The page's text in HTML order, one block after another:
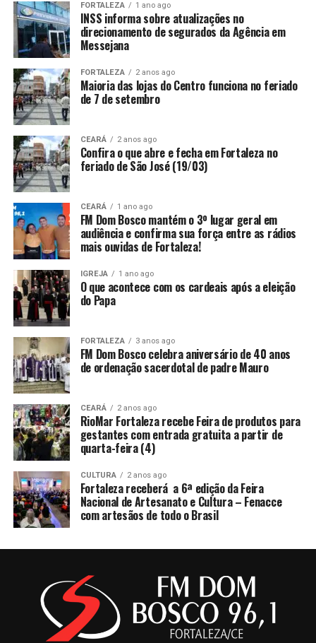
FORTALEZA 1 ano ago
INSS informa sobre atualizações no
direcionamento de segurados da Agência em
Messejana
FORTALEZA 2 anos ago
Maioria das lojas do Centro funciona no feriado
de 7 de setembro
CEARÁ 2 anos ago
Confira o que abre e fecha em Fortaleza no
feriado de São José (19/03)
CEARÁ 1 ano ago
FM Dom Bosco mantém o 3º lugar geral em
audiência e confirma sua força entre as rádios
mais ouvidas de Fortaleza!
IGREJA 1 ano ago
O que acontece com os cardeais após a eleição
do Papa
FORTALEZA 3 anos ago
FM Dom Bosco celebra aniversário de 40 anos
de ordenação sacerdotal de padre Mauro
CEARÁ 2 anos ago
RioMar Fortaleza recebe Feira de produtos para
gestantes com entrada gratuita a partir de
quarta-feira (4)
CULTURA 2 anos ago
Fortaleza receberá a 6ª edição da Feira
Nacional de Artesanato e Cultura – Fenacce
com artesãos de todo o Brasil